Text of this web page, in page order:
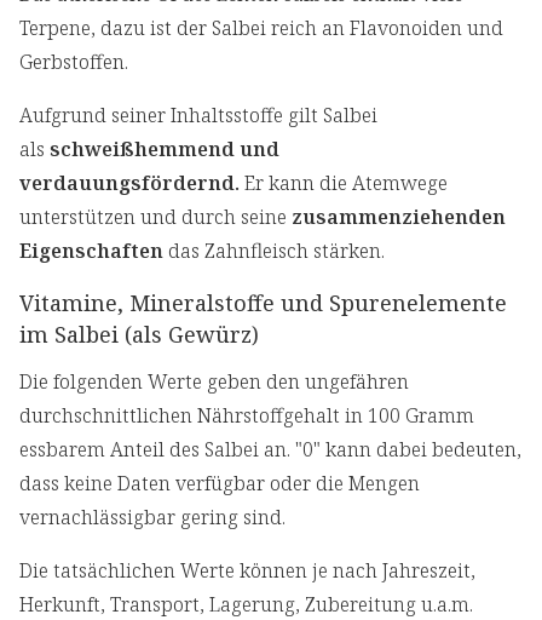
Terpene, dazu ist der Salbei reich an Flavonoiden und
Gerbstoffen.
Aufgrund seiner Inhaltsstoffe gilt Salbei
als schweißhemmend und
verdauungsfördernd. Er kann die Atemwege
unterstützen und durch seine zusammenziehenden
Eigenschaften das Zahnfleisch stärken.
Vitamine, Mineralstoffe und Spurenelemente
im Salbei (als Gewürz)
Die folgenden Werte geben den ungefähren
durchschnittlichen Nährstoffgehalt in 100 Gramm
essbarem Anteil des Salbei an. "0" kann dabei bedeuten,
dass keine Daten verfügbar oder die Mengen
vernachlässigbar gering sind.
Die tatsächlichen Werte können je nach Jahreszeit,
Herkunft, Transport, Lagerung, Zubereitung u.a.m.